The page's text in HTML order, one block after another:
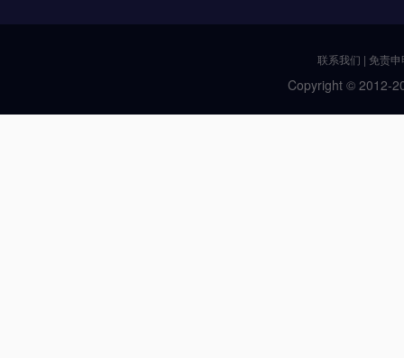
联系我们 | 免责申
Copyright © 2012-